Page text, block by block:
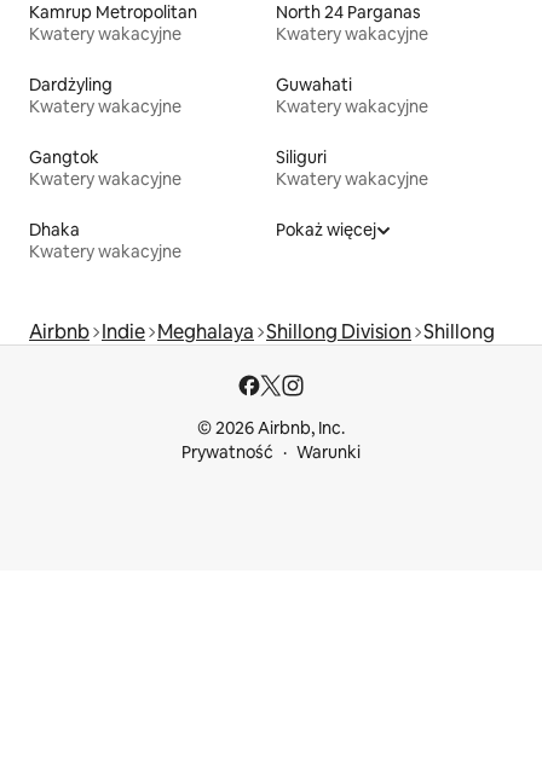
Kamrup Metropolitan
Kwatery wakacyjne
North 24 Parganas
Kwatery wakacyjne
Dardżyling
Kwatery wakacyjne
Guwahati
Kwatery wakacyjne
Gangtok
Kwatery wakacyjne
Siliguri
Kwatery wakacyjne
Dhaka
Kwatery wakacyjne
Pokaż więcej
Airbnb Indie Meghalaya Shillong Division Shillong
© 2026 Airbnb, Inc.
Prywatność
Warunki